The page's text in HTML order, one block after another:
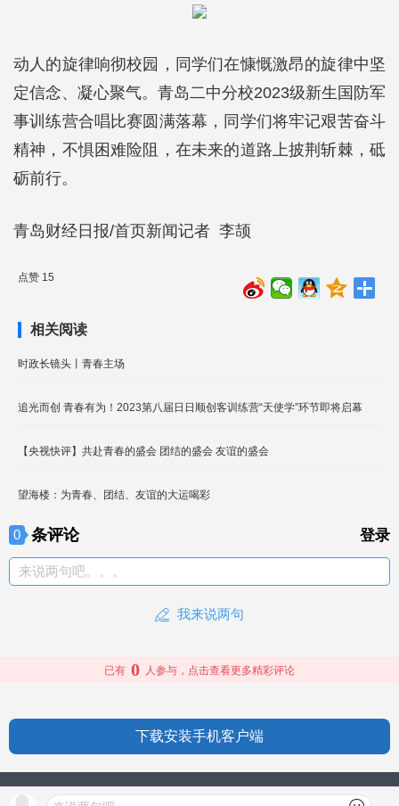
动人的旋律响彻校园，同学们在慷慨激昂的旋律中坚
定信念、凝心聚气。青岛二中分校2023级新生国防军
事训练营合唱比赛圆满落幕，同学们将牢记艰苦奋斗
精神，不惧困难险阻，在未来的道路上披荆斩棘，砥
砺前行。
青岛财经日报/首页新闻记者 李颉
点赞 15
相关阅读
时政长镜头丨青春主场
追光而创 青春有为！2023第八届日日顺创客训练营“天使学”环节即将启幕
【央视快评】共赴青春的盛会 团结的盛会 友谊的盛会
望海楼：为青春、团结、友谊的大运喝彩
0 条评论 登录
来说两句吧。。。
我来说两句
已有 0 人参与，点击查看更多精彩评论
下载安装手机客户端
授权信息